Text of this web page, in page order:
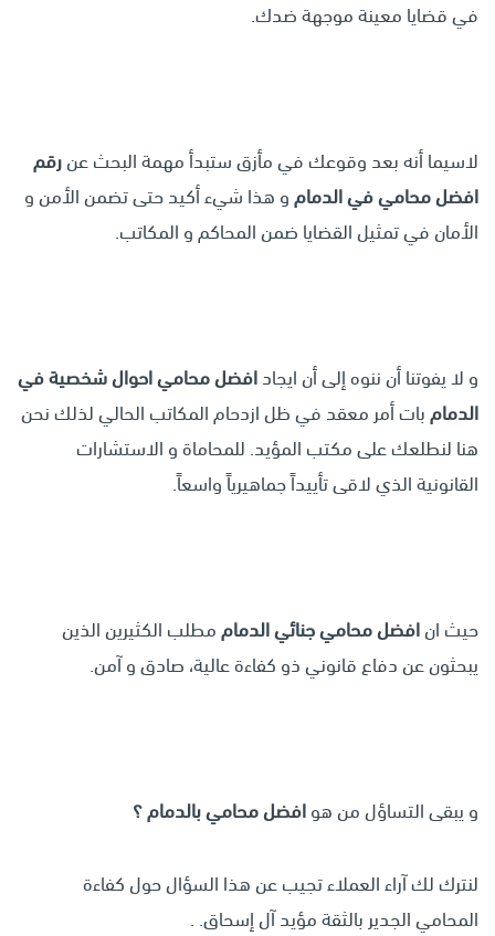
في قضايا معينة موجهة ضدك.
لاسيما أنه بعد وقوعك في مأزق ستبدأ مهمة البحث عنرقم
افضل محامي في الدمامو هذا شيء أكيد حتى تضمن الأمن و
الأمان في تمثيل القضايا ضمن المحاكم و المكاتب.
و لا يفوتنا أن ننوه إلى أن ايجادافضل محامي احوال شخصية في
الدمامبات أمر معقد في ظل ازدحام المكاتب الحالي لذلك نحن
هنا لنطلعك على مكتب المؤيد. للمحاماة و الاستشارات
القانونية الذي لاقى تأييداً جماهيرياً واسعاً.
حيث انافضل محامي جنائي الدماممطلب الكثيرين الذين
يبحثون عن دفاع قانوني ذو كفاءة عالية، صادق و آمن.
و يبقى التساؤل من هوافضل محامي بالدمام ؟
لنترك لك آراء العملاء تجيب عن هذا السؤال حول كفاءة
المحامي الجدير بالثقة مؤيد آل إسحاق. .